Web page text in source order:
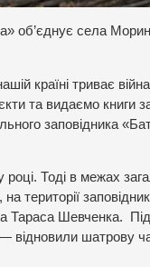
об’єднує села
країні триває
та видаємо книги
заповідника
Тоді в межах
території
Тараса Шевченка.
відновили шатрову